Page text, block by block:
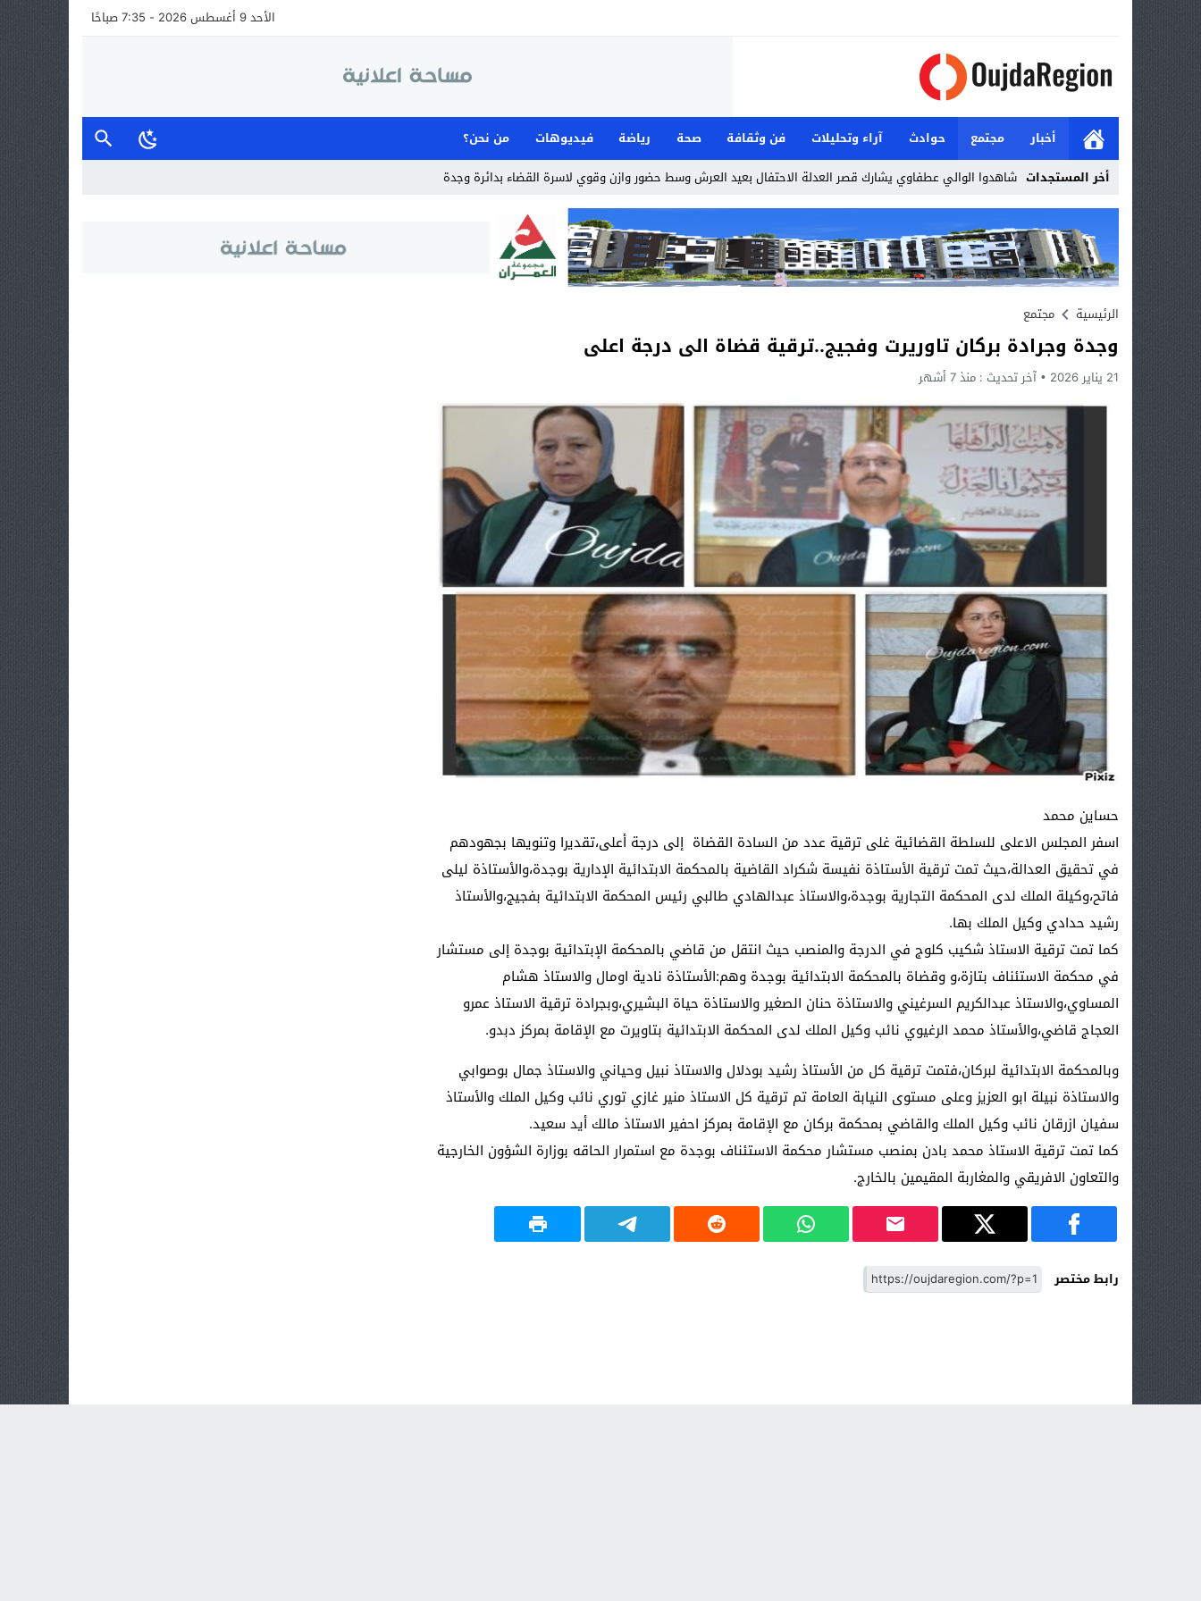
الأحد 9 أغسطس 2026 - 7:35 صباحًا
أخبار مجتمع حوادث آراء وتحليلات فن وثقافة صحة رياضة فيديوهات
من نحن؟
أخر المستجدات شاهدوا الوالي عطفاوي يشارك قصر العدلة الاحتفال بعيد العرش وسط حضور وازن وقوي لاسرة القضاء بدائرة وجدة
Stop
Previous
Next
الرئيسية
مجتمع
وجدة وجرادة بركان تاوريرت وفجيج..ترقية قضاة الى درجة اعلى
21 يناير 2026 آخر تحديث : منذ 7 أشهر
حساين محمد
اسفر المجلس الاعلى للسلطة القضائية غلى ترقية عدد من السادة القضاة إلى درجة أعلى،تقديرا وتنويها بجهودهم
في تحقيق العدالة،حيث تمت ترقية الأستاذة نفيسة شكراد القاضية بالمحكمة الابتدائية الإدارية بوجدة،والأستاذة ليلى
فاتح،وكيلة الملك لدى المحكمة التجارية بوجدة،والاستاذ عبدالهادي طالبي رئيس المحكمة الابتدائية بفجيج،والأستاذ
رشيد حدادي وكيل الملك بها.
كما تمت ترقية الاستاذ شكيب كلوج في الدرجة والمنصب حيث انتقل من قاضي بالمحكمة الإبتدائية بوجدة إلى مستشار
في محكمة الاستئناف بتازة،و وقضاة بالمحكمة الابتدائية بوجدة وهم:الأستاذة نادية اومال والاستاذ هشام
المساوي،والاستاذ عبدالكريم السرغيني والاستاذة حنان الصغير والاستاذة حياة البشيري،وبجرادة ترقية الاستاذ عمرو
العجاج قاضي،والأستاذ محمد الرغيوي نائب وكيل الملك لدى المحكمة الابتدائية بتاويرت مع الإقامة بمركز دبدو.
وبالمحكمة الابتدائية لبركان،فتمت ترقية كل من الأستاذ رشيد بودلال والاستاذ نبيل وحياني والاستاذ جمال بوصوابي
والاستاذة نبيلة ابو العزيز وعلى مستوى النيابة العامة تم ترقية كل الاستاذ منير غازي توري نائب وكيل الملك والأستاذ
سفيان ازرقان نائب وكيل الملك والقاضي بمحكمة بركان مع الإقامة بمركز احفير الاستاذ مالك أيد سعيد.
كما تمت ترقية الاستاذ محمد بادن بمنصب مستشار محكمة الاستئناف بوجدة مع استمرار الحاقه بوزارة الشؤون الخارجية
والتعاون الافريقي والمغاربة المقيمين بالخارج.
رابط مختصر